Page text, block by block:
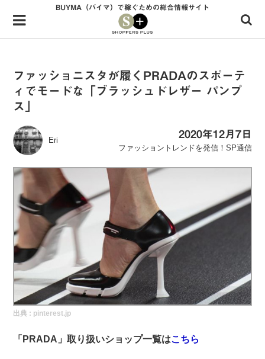
Menu
HOME
34歳独身OLバイマ実践記
ファッショントレンドを発信！SP通信
BUYMAで人気のブランド
BUYMAの売れ筋商品
バイマの疑問に現役パーソナルショッパーが答えてみた
実録！海外ショップで買ってみた！
海外SHOP LIST
BUYMA（バイマ）で稼ぐための総合情報サイト
ファッショニスタが履くPRADAのスポーテ
ィでモードな「ブラッシュドレザー パンプ
ス」
Eri
2020年12月7日
ファッショントレンドを発信！SP通信
出典 : pinterest.jp
「PRADA」取り扱いショップ一覧はこちら